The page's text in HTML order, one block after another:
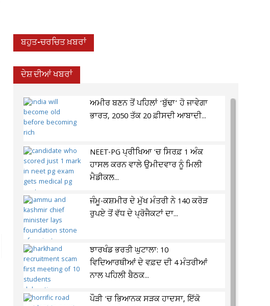
ਬਹੁਤ-ਚਰਚਿਤ ਖ਼ਬਰਾਂ
ਦੇਸ਼ ਦੀਆਂ ਖਬਰਾਂ
ਅਮੀਰ ਬਣਨ ਤੋਂ ਪਹਿਲਾਂ ‘ਬੁੱਢਾ’ ਹੋ ਜਾਵੇਗਾ
ਭਾਰਤ, 2050 ਤੱਕ 20 ਫ਼ੀਸਦੀ ਆਬਾਦੀ...
NEET-PG ਪ੍ਰੀਖਿਆ 'ਚ ਸਿਰਫ਼ 1 ਅੰਕ
ਹਾਸਲ ਕਰਨ ਵਾਲੇ ਉਮੀਦਵਾਰ ਨੂੰ ਮਿਲੀ
ਮੈਡੀਕਲ...
ਜੰਮੂ-ਕਸ਼ਮੀਰ ਦੇ ਮੁੱਖ ਮੰਤਰੀ ਨੇ 140 ਕਰੋੜ
ਰੁਪਏ ਤੋਂ ਵੱਧ ਦੇ ਪ੍ਰੋਜੈਕਟਾਂ ਦਾ...
ਝਾਰਖੰਡ ਭਰਤੀ ਘੁਟਾਲਾ: 10
ਵਿਦਿਆਰਥੀਆਂ ਦੇ ਵਫ਼ਦ ਦੀ 4 ਮੰਤਰੀਆਂ
ਨਾਲ ਪਹਿਲੀ ਬੈਠਕ...
ਪੌੜੀ 'ਚ ਭਿਆਨਕ ਸੜਕ ਹਾਦਸਾ, ਇੱਕੋ